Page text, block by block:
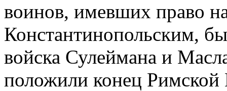
воинов, имевших право
Константинопольским,
войска Сулеймана и
положили конец